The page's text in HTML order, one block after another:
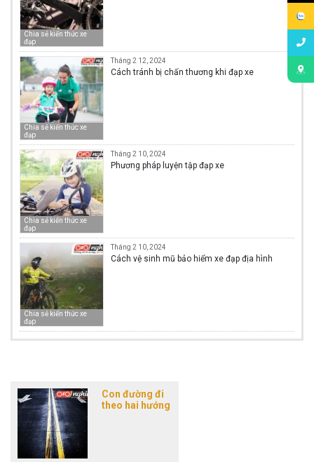
Chia sẻ kiến thức xe
đạp
Chia sẻ kiến thức xe
đạp
Tháng 2 12, 2024
Cách tránh bị chấn thương khi đạp xe
Chia sẻ kiến thức xe
đạp
Tháng 2 10, 2024
Phương pháp luyện tập đạp xe
Chia sẻ kiến thức xe
đạp
Tháng 2 10, 2024
Cách vệ sinh mũ bảo hiểm xe đạp địa hình
Con đường đi
theo hai hướng